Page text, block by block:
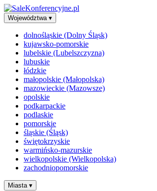
Województwa ▾
dolnośląskie (Dolny Śląsk)
kujawsko-pomorskie
lubelskie (Lubelszczyzna)
lubuskie
łódzkie
małopolskie (Małopolska)
mazowieckie (Mazowsze)
opolskie
podkarpackie
podlaskie
pomorskie
śląskie (Śląsk)
świętokrzyskie
warmińsko-mazurskie
wielkopolskie (Wielkopolska)
zachodniopomorskie
Miasta ▾